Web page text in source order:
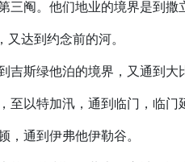
三阄。他们地业的境界是到撒
达到约念前的河。
吉斯绿他泊的境界，又通到大
以特加汛，通到临门，临门
，通到伊弗他伊勒谷。